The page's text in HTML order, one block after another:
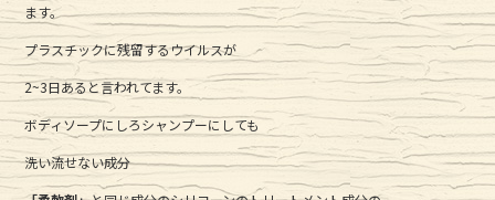
ます。
プラスチックに残留するウイルスが
2~3日あると言われてます。
ボディソープにしろシャンプーにしても
洗い流せない成分